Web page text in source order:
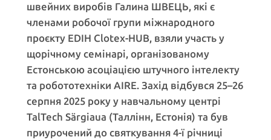
швейних виробів Галина ШВЕЦЬ, які є
членами робочої групи міжнародного
проєкту EDIH Clotex-HUB, взяли участь у
щорічному семінарі, організованому
Естонською асоціацією штучного інтелекту
та робототехніки AIRE. Захід відбувся 25–26
серпня 2025 року у навчальному центрі
TalTech Särgiaua (Таллінн, Естонія) та був
приурочений до святкування 4-ї річниці